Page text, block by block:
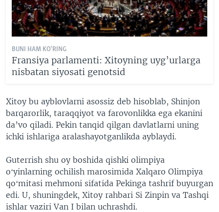
BUNI HAM KO'RING
Fransiya parlamenti: Xitoyning uyg’urlarga
nisbatan siyosati genotsid
Xitoy bu ayblovlarni asossiz deb hisoblab, Shinjon
barqarorlik, taraqqiyot va farovonlikka ega ekanini
da’vo qiladi. Pekin tanqid qilgan davlatlarni uning
ichki ishlariga aralashayotganlikda ayblaydi.
Guterrish shu oy boshida qishki olimpiya
oʻyinlarning ochilish marosimida Xalqaro Olimpiya
qoʻmitasi mehmoni sifatida Pekinga tashrif buyurgan
edi. U, shuningdek, Xitoy rahbari Si Zinpin va Tashqi
ishlar vaziri Van I bilan uchrashdi.